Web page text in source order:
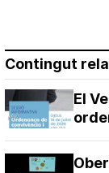
Contingut
El